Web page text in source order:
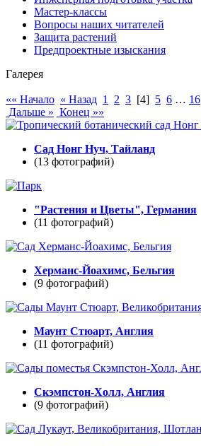
Мастер-классы
Вопросы наших читателей
Защита растений
Предпроектные изыскания
Галерея
«« Начало « Назад 1 2 3 [4] 5 6 … 16
Дальше » Конец »»
Сад Нонг Нуч, Тайланд
(13 фотографий)
"Растения и Цветы", Германия
(11 фотографий)
Херманс-Йоахимс, Бельгия
(9 фотографий)
Маунт Стюарт, Англия
(11 фотографий)
Скэмпстон-Холл, Англия
(9 фотографий)